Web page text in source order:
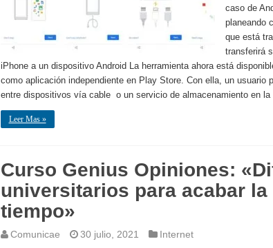
caso de
planeando
que está
transferirá
iPhone a un dispositivo Android La herramienta ahora está
como aplicación independiente en Play Store. Con ella, un usuario
entre dispositivos vía cable o un servicio de almacenamiento en
Leer Mas »
Curso Genius Opiniones:
universitarios para acabar la
tiempo»
Comunicae 30 julio, 2021 Internet